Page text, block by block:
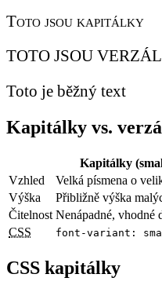
Toto jsou kapitálky
TOTO JSOU
Toto je běžný text
Kapitálky vs.
Kapitálky
Vzhled
Velká písmena o
Výška
Přibližně výška
Čitelnost Nenápadné, vhodné
CSS
font-variant:
CSS kapitálky